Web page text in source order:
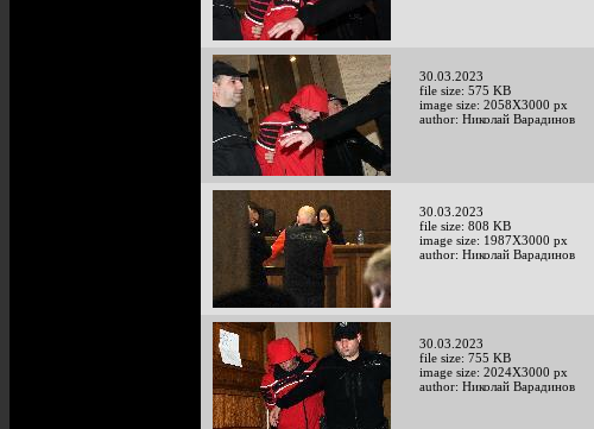
30.03.2023
file size: 575 KB
image size: 2058X3000 px
author: Николай Варадинов
30.03.2023
file size: 808 KB
image size: 1987X3000 px
author: Николай Варадинов
30.03.2023
file size: 755 KB
image size: 2024X3000 px
author: Николай Варадинов